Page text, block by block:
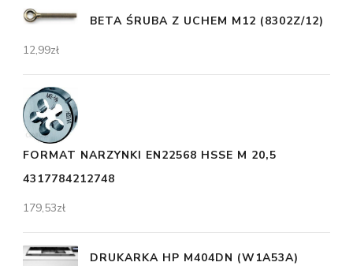
BETA ŚRUBA Z UCHEM M12 (8302Z/12)
12,99zł
FORMAT NARZYNKI EN22568 HSSE M 20,5
4317784212748
179,53zł
DRUKARKA HP M404DN (W1A53A)